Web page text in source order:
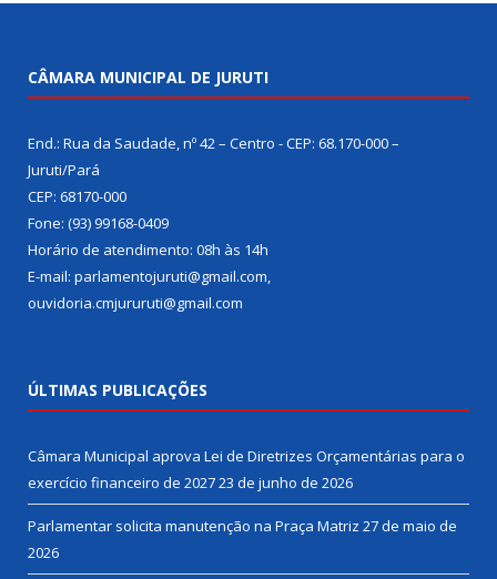
CÂMARA MUNICIPAL DE JURUTI
End.: Rua da Saudade, nº 42 – Centro - CEP: 68.170-000 –
Juruti/Pará
CEP: 68170-000
Fone: (93) 99168-0409
Horário de atendimento: 08h às 14h
E-mail: parlamentojuruti@gmail.com,
ouvidoria.cmjururuti@gmail.com
ÚLTIMAS PUBLICAÇÕES
Câmara Municipal aprova Lei de Diretrizes Orçamentárias para o
exercício financeiro de 202723 de junho de 2026
Parlamentar solicita manutenção na Praça Matriz 27 de maio de
2026